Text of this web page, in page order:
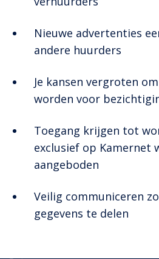
Nieuwe advertenties
andere huurders
Je kansen vergroten
worden voor
Toegang krijgen tot
exclusief op Kamernet
aangeboden
Veilig communiceren
gegevens te delen